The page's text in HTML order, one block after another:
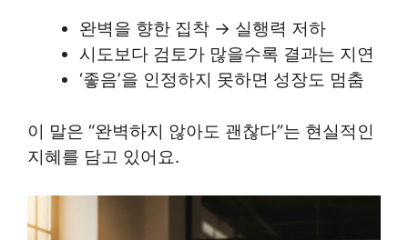
완벽을 향한 집착 → 실행력 저하
시도보다 검토가 많을수록 결과는 지연
‘좋음’을 인정하지 못하면 성장도 멈춤
이 말은 “완벽하지 않아도 괜찮다”는 현실적인
지혜를 담고 있어요.